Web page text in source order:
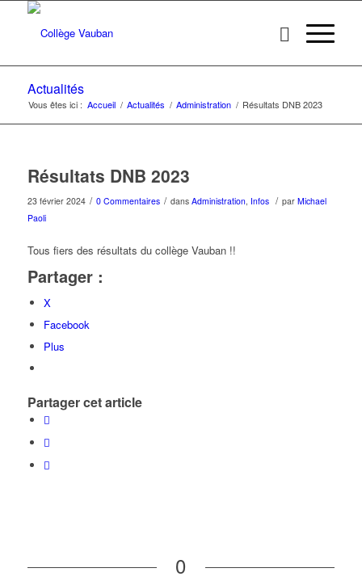
Actualités
Vous êtes ici : Accueil / Actualités / Administration / Résultats DNB 2023
Résultats DNB 2023
23 février 2024 / 0 Commentaires / dans Administration, Infos / par Michael
Paoli
Tous fiers des résultats du collège Vauban !!
Partager :
X
Facebook
Plus
Partager cet article
0